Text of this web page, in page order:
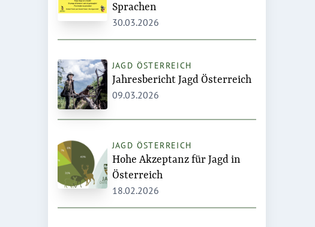
Sprachen
30.03.2026
JAGD ÖSTERREICH
Jahresbericht Jagd Österreich
09.03.2026
JAGD ÖSTERREICH
Hohe Akzeptanz für Jagd in
Österreich
18.02.2026